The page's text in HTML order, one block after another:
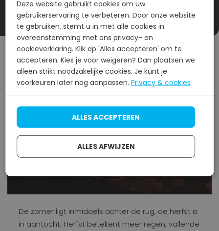
Bekijk project
Dakgoot schoonmaken op
De zomer ligt inmiddels achter de rug, de herfst is
in aantocht. Herfst betekent meer regen, vallende
Deze website gebruikt cookies om uw
gebruikerservaring te verbeteren. Door onze website
te gebruiken, stemt u in met alle cookies in
overeenstemming met ons privacy- en
cookieverklaring. Klik op 'Alles accepteren' om te
accepteren. Kies je voor weigeren? Dan plaatsen we
alleen strikt noodzakelijke cookies. Je kunt je
voorkeuren later nog aanpassen. Privacy & cookies
ALLES ACCEPTEREN
ALLES AFWIJZEN